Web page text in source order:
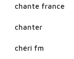
chante france
chanter
chéri fm